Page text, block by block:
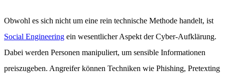
Obwohl es sich nicht um eine rein technische Methode handelt, ist
Social Engineering ein wesentlicher Aspekt der Cyber-Aufklärung.
Dabei werden Personen manipuliert, um sensible Informationen
preiszugeben. Angreifer können Techniken wie Phishing, Pretexting